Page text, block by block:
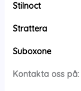
Stilnoct
Strattera
Suboxone
Kontakta oss på: